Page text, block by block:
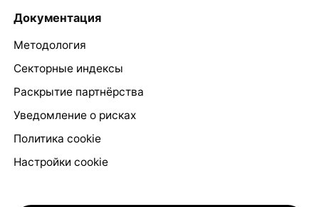
Документация
Методология
Секторные индексы
Раскрытие партнёрства
Уведомление о рисках
Политика cookie
Настройки cookie